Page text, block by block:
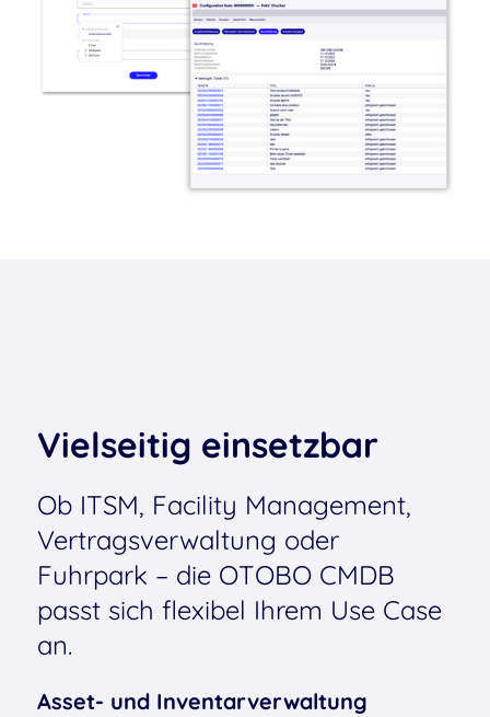
Vielseitig einsetzbar
Ob ITSM, Facility Management,
Vertragsverwaltung oder
Fuhrpark – die OTOBO CMDB
passt sich flexibel Ihrem Use Case
an.
Asset- und Inventarverwaltung